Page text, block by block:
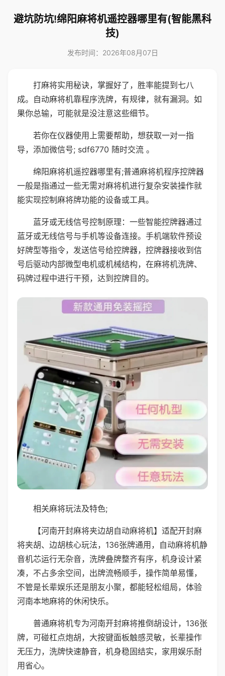
避坑防坑!绵阳麻将机遥控器哪里有(智能黑科
技)
发布时间：2026年08月07日
打麻将实用秘诀，掌握好了，胜率能提到七八
成。自动麻将机靠程序洗牌，有规律，就有漏洞。如
果你总输，可能就是没注意这些细节。
若你在仪器使用上需要帮助，想获取一对一指
导，添加微信号; sdf6770 随时交流 。
绵阳麻将机遥控器哪里有;普通麻将机程序控牌器
一般是指通过一些无需对麻将机进行复杂安装操作就
能实现控制麻将牌功能的设备或工具。
蓝牙或无线信号控制原理：一些智能控牌器通过
蓝牙或无线信号与手机等设备连接。手机端软件预设
好牌型等指令，发送信号给控牌器，控牌器接收到信
号后驱动内部微型电机或机械结构，在麻将机洗牌、
码牌过程中进行干预，达到控牌目的。
相关麻将玩法及特色;
【河南开封麻将夹边胡自动麻将机】适配开封麻
将夹胡、边胡核心玩法，136张牌通用，自动麻将机静
音机芯运行无杂音，洗牌叠牌整齐有序，机身设计紧
凑，不占多余空间，出牌流畅顺手，操作简单易懂，
不管是长辈娱乐还是朋友小聚，都能轻松组局，体验
河南本地麻将的休闲快乐。
普通麻将机专为河南开封麻将推倒胡设计，136张
牌，可碰杠点炮胡，大按键面板触感灵敏，长辈操作
无压力，洗牌快速静音，机身稳固结实，家用娱乐耐
用省心。